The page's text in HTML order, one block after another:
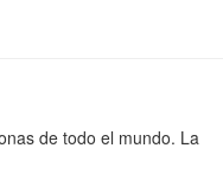
de todo el mundo. La